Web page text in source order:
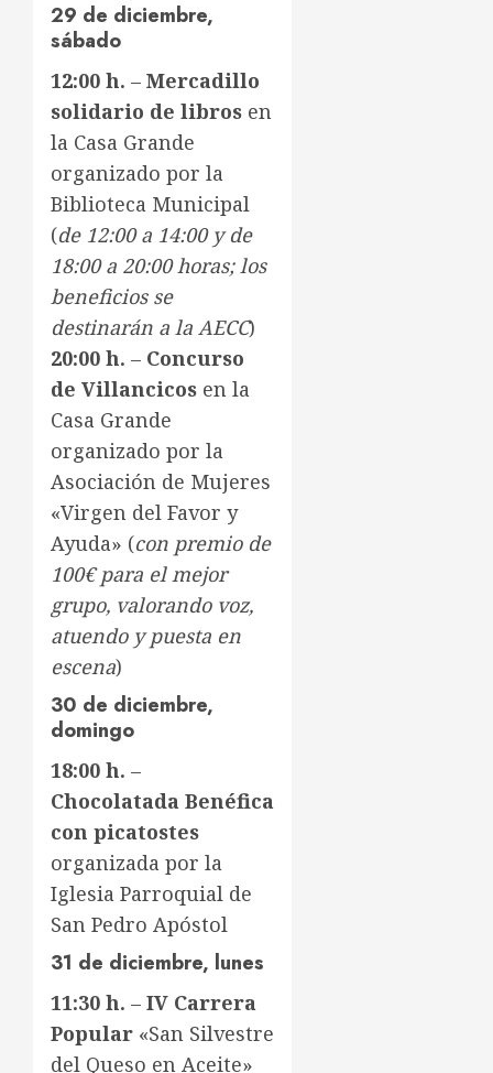
29 de diciembre,
sábado
12:00 h. – Mercadillo
solidario de libros en
la Casa Grande
organizado por la
Biblioteca Municipal
(de 12:00 a 14:00 y de
18:00 a 20:00 horas; los
beneficios se
destinarán a la AECC)
20:00 h. – Concurso
de Villancicos en la
Casa Grande
organizado por la
Asociación de Mujeres
«Virgen del Favor y
Ayuda» (con premio de
100€ para el mejor
grupo, valorando voz,
atuendo y puesta en
escena)
30 de diciembre,
domingo
18:00 h. –
Chocolatada Benéfica
con picatostes
organizada por la
Iglesia Parroquial de
San Pedro Apóstol
31 de diciembre, lunes
11:30 h. – IV Carrera
Popular «San Silvestre
del Queso en Aceite»